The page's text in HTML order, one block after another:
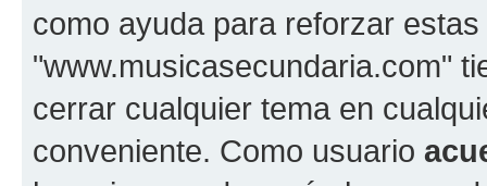
como ayuda para reforzar
"www.musicasecundaria.com"
cerrar cualquier tema en
conveniente. Como usuario